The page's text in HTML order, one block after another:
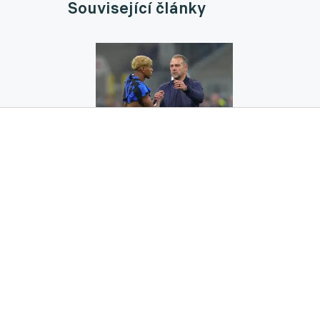
Související články